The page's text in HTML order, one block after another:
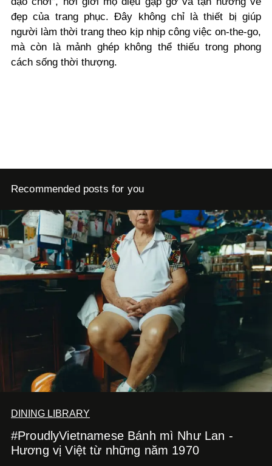
đẹp của trang phục. Đây không chỉ là thiết bị giúp
người làm thời trang theo kịp nhịp công việc on-the-go,
mà còn là mảnh ghép không thể thiếu trong phong
cách sống thời thượng.
Recommended posts for you
DINING LIBRARY
#ProudlyVietnamese Bánh mì Như Lan -
Hương vị Việt từ những năm 1970